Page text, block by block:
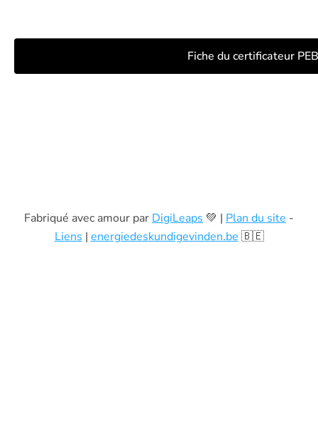
Fiche du certificateur PEB
Fabriqué avec amour par DigiLeaps 💚 | Plan du site -
Liens | energiedeskundigevinden.be 🇧🇪